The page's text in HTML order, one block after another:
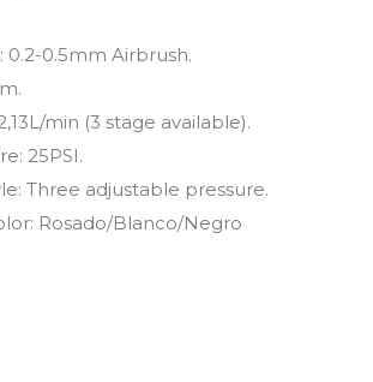
0.2-0.5mm Airbrush.
min (3 stage available).
25PSI.
Three adjustable pressure.
Rosado/Blanco/Negro